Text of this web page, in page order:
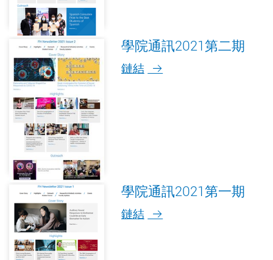
學院通訊2021第二期
鏈結
學院通訊2021第一期
鏈結